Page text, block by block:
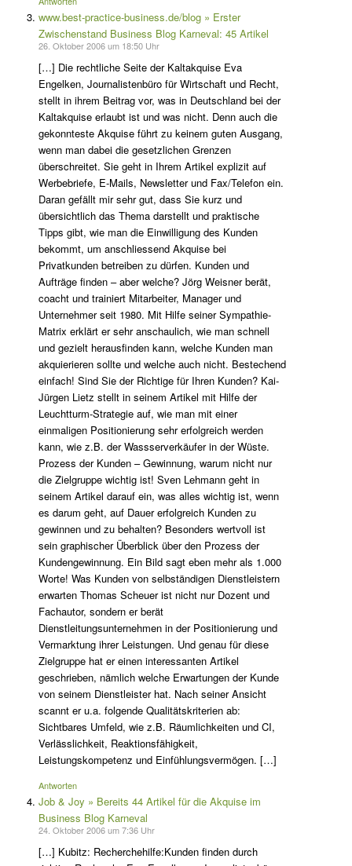
www.best-practice-business.de/blog » Erster
Zwischenstand Business Blog Karneval: 45 Artikel
26. Oktober 2006 um 18:50 Uhr
[…] Die rechtliche Seite der Kaltakquise Eva
Engelken, Journalistenbüro für Wirtschaft und Recht,
stellt in ihrem Beitrag vor, was in Deutschland bei der
Kaltakquise erlaubt ist und was nicht. Denn auch die
gekonnteste Akquise führt zu keinem guten Ausgang,
wenn man dabei die gesetzlichen Grenzen
überschreitet. Sie geht in Ihrem Artikel explizit auf
Werbebriefe, E-Mails, Newsletter und Fax/Telefon ein.
Daran gefällt mir sehr gut, dass Sie kurz und
übersichtlich das Thema darstellt und praktische
Tipps gibt, wie man die Einwilligung des Kunden
bekommt, um anschliessend Akquise bei
Privatkunden betreiben zu dürfen. Kunden und
Aufträge finden – aber welche? Jörg Weisner berät,
coacht und trainiert Mitarbeiter, Manager und
Unternehmer seit 1980. Mit Hilfe seiner Sympathie-
Matrix erklärt er sehr anschaulich, wie man schnell
und gezielt herausfinden kann, welche Kunden man
akquierieren sollte und welche auch nicht. Bestechend
einfach! Sind Sie der Richtige für Ihren Kunden? Kai-
Jürgen Lietz stellt in seinem Artikel mit Hilfe der
Leuchtturm-Strategie auf, wie man mit einer
einmaligen Positionierung sehr erfolgreich werden
kann, wie z.B. der Wassserverkäufer in der Wüste.
Prozess der Kunden – Gewinnung, warum nicht nur
die Zielgruppe wichtig ist! Sven Lehmann geht in
seinem Artikel darauf ein, was alles wichtig ist, wenn
es darum geht, auf Dauer erfolgreich Kunden zu
gewinnen und zu behalten? Besonders wertvoll ist
sein graphischer Überblick über den Prozess der
Kundengewinnung. Ein Bild sagt eben mehr als 1.000
Worte! Was Kunden von selbständigen Dienstleistern
erwarten Thomas Scheuer ist nicht nur Dozent und
Fachautor, sondern er berät
Dienstleitungsunternehmen in der Positionierung und
Vermarktung ihrer Leistungen. Und genau für diese
Zielgruppe hat er einen interessanten Artikel
geschrieben, nämlich welche Erwartungen der Kunde
von seinem Dienstleister hat. Nach seiner Ansicht
scannt er u.a. folgende Qualitätskriterien ab:
Sichtbares Umfeld, wie z.B. Räumlichkeiten und CI,
Verlässlichkeit, Reaktionsfähigkeit,
Leistungskompetenz und Einfühlungsvermögen. […]
Antworten
Job & Joy » Bereits 44 Artikel für die Akquise im
Business Blog Karneval
24. Oktober 2006 um 7:36 Uhr
[…] Kubitz: Recherchehilfe:Kunden finden durch